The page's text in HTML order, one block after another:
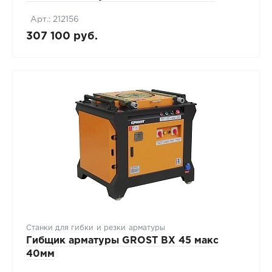
Арт.: 212156
307 100 руб.
Станки для гибки и резки арматуры
Гибщик арматуры GROST BX 45 макс
40мм